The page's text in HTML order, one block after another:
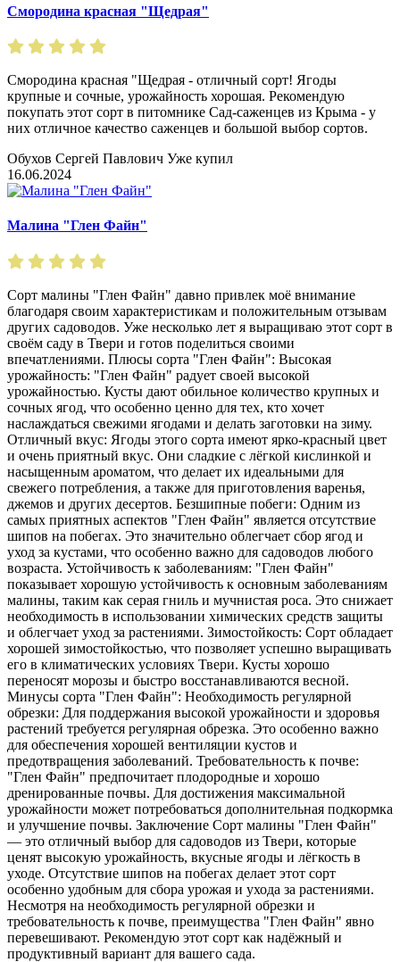
Смородина красная "Щедрая"
Смородина красная "Щедрая - отличный сорт! Ягоды
крупные и сочные, урожайность хорошая. Рекомендую
покупать этот сорт в питомнике Сад-саженцев из Крыма - у
них отличное качество саженцев и большой выбор сортов.
Обухов Сергей Павлович Уже купил
16.06.2024
Малина "Глен Файн"
Сорт малины "Глен Файн" давно привлек моё внимание
благодаря своим характеристикам и положительным отзывам
других садоводов. Уже несколько лет я выращиваю этот сорт в
своём саду в Твери и готов поделиться своими
впечатлениями. Плюсы сорта "Глен Файн": Высокая
урожайность: "Глен Файн" радует своей высокой
урожайностью. Кусты дают обильное количество крупных и
сочных ягод, что особенно ценно для тех, кто хочет
наслаждаться свежими ягодами и делать заготовки на зиму.
Отличный вкус: Ягоды этого сорта имеют ярко-красный цвет
и очень приятный вкус. Они сладкие с лёгкой кислинкой и
насыщенным ароматом, что делает их идеальными для
свежего потребления, а также для приготовления варенья,
джемов и других десертов. Безшипные побеги: Одним из
самых приятных аспектов "Глен Файн" является отсутствие
шипов на побегах. Это значительно облегчает сбор ягод и
уход за кустами, что особенно важно для садоводов любого
возраста. Устойчивость к заболеваниям: "Глен Файн"
показывает хорошую устойчивость к основным заболеваниям
малины, таким как серая гниль и мучнистая роса. Это снижает
необходимость в использовании химических средств защиты
и облегчает уход за растениями. Зимостойкость: Сорт обладает
хорошей зимостойкостью, что позволяет успешно выращивать
его в климатических условиях Твери. Кусты хорошо
переносят морозы и быстро восстанавливаются весной.
Минусы сорта "Глен Файн": Необходимость регулярной
обрезки: Для поддержания высокой урожайности и здоровья
растений требуется регулярная обрезка. Это особенно важно
для обеспечения хорошей вентиляции кустов и
предотвращения заболеваний. Требовательность к почве:
"Глен Файн" предпочитает плодородные и хорошо
дренированные почвы. Для достижения максимальной
урожайности может потребоваться дополнительная подкормка
и улучшение почвы. Заключение Сорт малины "Глен Файн"
— это отличный выбор для садоводов из Твери, которые
ценят высокую урожайность, вкусные ягоды и лёгкость в
уходе. Отсутствие шипов на побегах делает этот сорт
особенно удобным для сбора урожая и ухода за растениями.
Несмотря на необходимость регулярной обрезки и
требовательность к почве, преимущества "Глен Файн" явно
перевешивают. Рекомендую этот сорт как надёжный и
продуктивный вариант для вашего сада.